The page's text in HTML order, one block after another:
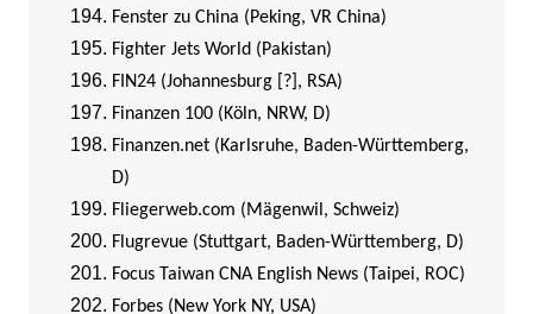
Fenster zu China (Peking, VR China)
Fighter Jets World (Pakistan)
FIN24 (Johannesburg [?], RSA)
Finanzen 100 (Köln, NRW, D)
Finanzen.net (Karlsruhe, Baden-Württemberg,
D)
Fliegerweb.com (Mägenwil, Schweiz)
Flugrevue (Stuttgart, Baden-Württemberg, D)
Focus Taiwan CNA English News (Taipei, ROC)
Forbes (New York NY, USA)